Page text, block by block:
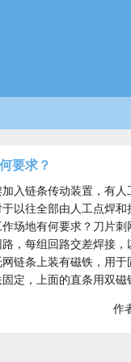
要求？
入链条传动装置，有
以往全部由人工点焊
场地有何要求？刀片
，每组回路交差焊接
链条上装有磁铁，用
定，上面的直条用双磁
作